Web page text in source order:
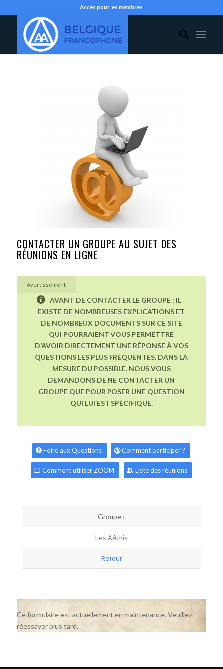
Accès pour les membres
CONTACTER UN GROUPE AU SUJET DES
RÉUNIONS EN LIGNE
Avertissement
AVANT DE CONTACTER LE GROUPE : IL
EXISTE DE NOMBREUSES EXPLICATIONS ET
DE NOMBREUX DOCUMENTS SUR CE SITE
QUI POURRAIENT VOUS PERMETTRE
D’AVOIR DIRECTEMENT UNE RÉPONSE À VOS
QUESTIONS LES PLUS FRÉQUENTES. DANS LA
MESURE DU POSSIBLE, NOUS VOUS
DEMANDONS DE NE CONTACTER UN
GROUPE QUE POUR POSER UNE QUESTION
QUI LUI EST SPÉCIFIQUE.
Foire aux Questions Comment participer ?
Comment utiliser ZOOM Liste des réunions
Groupe :
Les AAmis
Retour
Ce formulaire est actuellement en maintenance. Veuillez
réessayer plus tard.